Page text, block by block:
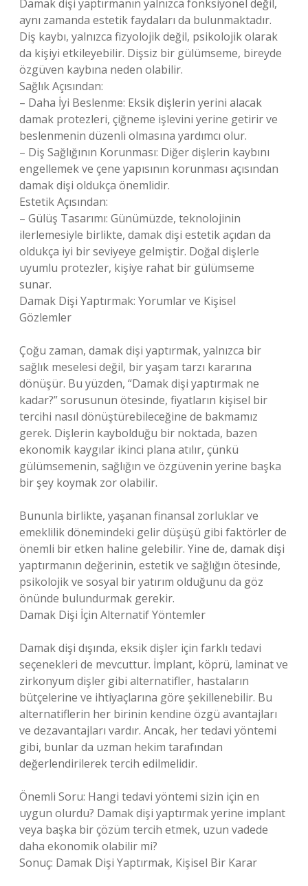
Damak dişi yaptırmanın yalnızca fonksiyonel değil,
aynı zamanda estetik faydaları da bulunmaktadır.
Diş kaybı, yalnızca fizyolojik değil, psikolojik olarak
da kişiyi etkileyebilir. Dişsiz bir gülümseme, bireyde
özgüven kaybına neden olabilir.
Sağlık Açısından:
– Daha İyi Beslenme: Eksik dişlerin yerini alacak
damak protezleri, çiğneme işlevini yerine getirir ve
beslenmenin düzenli olmasına yardımcı olur.
– Diş Sağlığının Korunması: Diğer dişlerin kaybını
engellemek ve çene yapısının korunması açısından
damak dişi oldukça önemlidir.
Estetik Açısından:
– Gülüş Tasarımı: Günümüzde, teknolojinin
ilerlemesiyle birlikte, damak dişi estetik açıdan da
oldukça iyi bir seviyeye gelmiştir. Doğal dişlerle
uyumlu protezler, kişiye rahat bir gülümseme
sunar.
Damak Dişi Yaptırmak: Yorumlar ve Kişisel
Gözlemler
Çoğu zaman, damak dişi yaptırmak, yalnızca bir
sağlık meselesi değil, bir yaşam tarzı kararına
dönüşür. Bu yüzden, “Damak dişi yaptırmak ne
kadar?” sorusunun ötesinde, fiyatların kişisel bir
tercihi nasıl dönüştürebileceğine de bakmamız
gerek. Dişlerin kaybolduğu bir noktada, bazen
ekonomik kaygılar ikinci plana atılır, çünkü
gülümsemenin, sağlığın ve özgüvenin yerine başka
bir şey koymak zor olabilir.
Bununla birlikte, yaşanan finansal zorluklar ve
emeklilik dönemindeki gelir düşüşü gibi faktörler de
önemli bir etken haline gelebilir. Yine de, damak dişi
yaptırmanın değerinin, estetik ve sağlığın ötesinde,
psikolojik ve sosyal bir yatırım olduğunu da göz
önünde bulundurmak gerekir.
Damak Dişi İçin Alternatif Yöntemler
Damak dişi dışında, eksik dişler için farklı tedavi
seçenekleri de mevcuttur. İmplant, köprü, laminat ve
zirkonyum dişler gibi alternatifler, hastaların
bütçelerine ve ihtiyaçlarına göre şekillenebilir. Bu
alternatiflerin her birinin kendine özgü avantajları
ve dezavantajları vardır. Ancak, her tedavi yöntemi
gibi, bunlar da uzman hekim tarafından
değerlendirilerek tercih edilmelidir.
Önemli Soru: Hangi tedavi yöntemi sizin için en
uygun olurdu? Damak dişi yaptırmak yerine implant
veya başka bir çözüm tercih etmek, uzun vadede
daha ekonomik olabilir mi?
Sonuç: Damak Dişi Yaptırmak, Kişisel Bir Karar